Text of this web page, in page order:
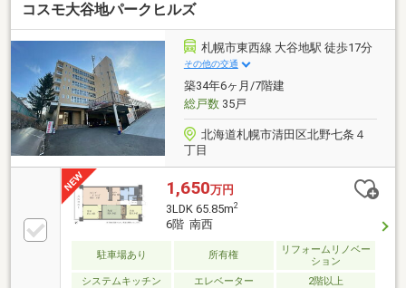
コスモ大谷地パークヒルズ
札幌市東西線 大谷地駅 徒歩17分
その他の交通
築34年6ヶ月/7階建
総戸数35戸
北海道札幌市清田区北野七条４
丁目
1,650万円
3LDK 65.85m2
6階 南西
駐車場あり 所有権
リフォームリノベー
ション
システムキッチン
エレベーター 2階以上